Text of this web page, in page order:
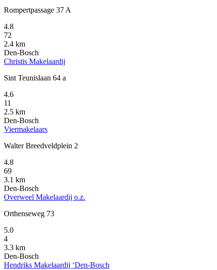
Rompertpassage 37 A
4.8
72
2.4 km
Den-Bosch
Christis Makelaardij
Sint Teunislaan 64 a
4.6
11
2.5 km
Den-Bosch
Viermakelaars
Walter Breedveldplein 2
4.8
69
3.1 km
Den-Bosch
Overweel Makelaardij o.z.
Orthenseweg 73
5.0
4
3.3 km
Den-Bosch
Hendriks Makelaardij ‘Den-Bosch